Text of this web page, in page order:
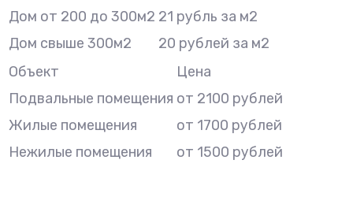
Дом от 200 до 300м2 21 рубль за м2
Дом свыше 300м2
20 рублей за м2
Объект
Цена
Подвальные помещения от 2100 рублей
Жилые помещения
от 1700 рублей
Нежилые помещения
от 1500 рублей